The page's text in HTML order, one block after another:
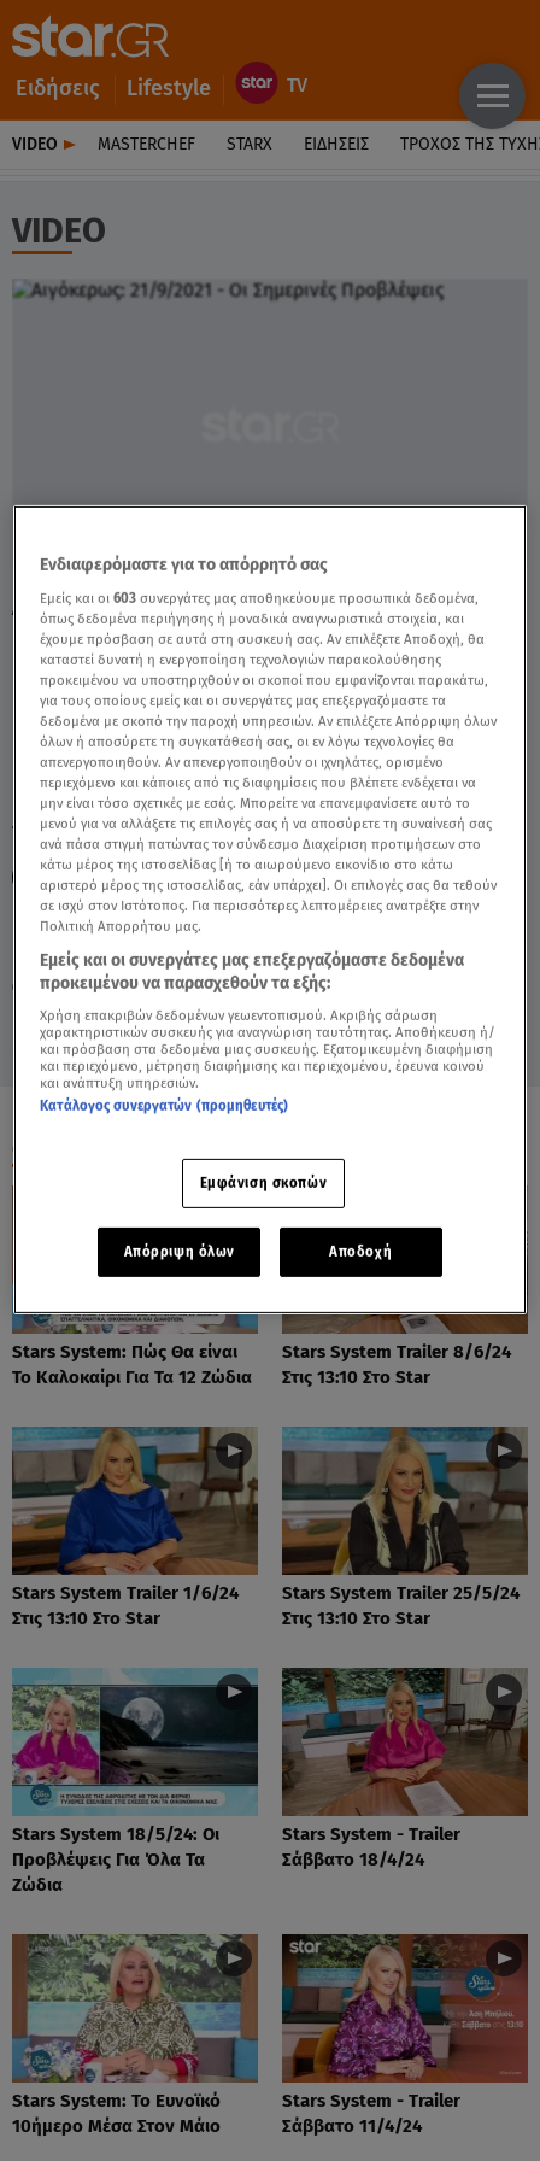
Ειδήσεις Lifestyle
VIDEO MASTERCHEF STARX ΕΙΔΉΣΕΙΣ ΤΡΟΧΌΣ ΤΗΣ
VIDEO
Κυριακή 9 Αυγούστου 2026
21.09.21, 12:17 ΖΩΔΙΑ
Αιγόκερως: 21/9/2021 - Οι Σημερινές
Προβλέψεις - Video
TAGS: ΑΙΓΟΚΕΡΩΣ ΑΙΓΟΚΕΡΩΣ ΣΗΜΕΡΑ ΖΩΔΙΑ
ΖΩΔΙΑ ΣΗΜΕΡΑ ΑΣΤΡΟΛΟΓΙΚΕΣ ΠΡΟΒΛΕΨΕΙΣ
ΟΛΑ ΤΑ ΒΙΝΤΕΟ
Stars System: Πώς Θα είναι
Το Καλοκαίρι Για Τα 12 Ζώδια
Stars System Trailer 8/6/24
Στις 13:10 Στο Star
Stars System Trailer 1/6/24
Στις 13:10 Στο Star
Stars System Trailer 25/5/24
Στις 13:10 Στο Star
Stars System 18/5/24: Οι
Προβλέψεις Για Όλα Τα
Ζώδια
Stars System - Trailer
Σάββατο 18/4/24
Stars System: Το Ευνοϊκό
10ήμερο Μέσα Στον Μάιο
Stars System - Trailer
Σάββατο 11/4/24
Ενδιαφερόμαστε για το απόρρητό σας
Εμείς και οι603 συνεργάτες μας αποθηκεύουμε προσωπικά δεδομένα,
όπως δεδομένα περιήγησης ή μοναδικά αναγνωριστικά στοιχεία, και
έχουμε πρόσβαση σε αυτά στη συσκευή σας. Αν επιλέξετε Αποδοχή, θα
καταστεί δυνατή η ενεργοποίηση τεχνολογιών παρακολούθησης
προκειμένου να υποστηριχθούν οι σκοποί που εμφανίζονται παρακάτω,
για τους οποίους εμείς και οι συνεργάτες μας επεξεργαζόμαστε τα
δεδομένα με σκοπό την παροχή υπηρεσιών. Αν επιλέξετε Απόρριψη όλων
όλων ή αποσύρετε τη συγκατάθεσή σας, οι εν λόγω τεχνολογίες θα
απενεργοποιηθούν. Αν απενεργοποιηθούν οι ιχνηλάτες, ορισμένο
περιεχόμενο και κάποιες από τις διαφημίσεις που βλέπετε ενδέχεται να
μην είναι τόσο σχετικές με εσάς. Μπορείτε να επανεμφανίσετε αυτό το
μενού για να αλλάξετε τις επιλογές σας ή να αποσύρετε τη συναίνεσή σας
ανά πάσα στιγμή πατώντας τον σύνδεσμο Διαχείριση προτιμήσεων στο
κάτω μέρος της ιστοσελίδας [ή το αιωρούμενο εικονίδιο στο κάτω
αριστερό μέρος της ιστοσελίδας, εάν υπάρχει]. Οι επιλογές σας θα τεθούν
σε ισχύ στον Ιστότοπος. Για περισσότερες λεπτομέρειες ανατρέξτε στην
Πολιτική Απορρήτου μας.
Εμείς και οι συνεργάτες μας επεξεργαζόμαστε δεδομένα
προκειμένου να παρασχεθούν τα εξής:
Χρήση επακριβών δεδομένων γεωεντοπισμού. Ακριβής σάρωση
χαρακτηριστικών συσκευής για αναγνώριση ταυτότητας. Αποθήκευση ή/
και πρόσβαση στα δεδομένα μιας συσκευής. Εξατομικευμένη διαφήμιση
και περιεχόμενο, μέτρηση διαφήμισης και περιεχομένου, έρευνα κοινού
και ανάπτυξη υπηρεσιών.
Κατάλογος συνεργατών (προμηθευτές)
Εμφάνιση σκοπών
Απόρριψη όλων Αποδοχή